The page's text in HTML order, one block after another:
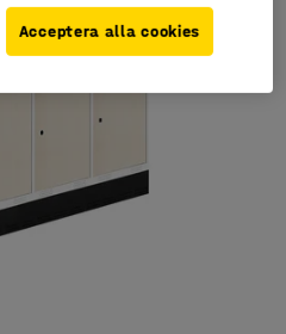
Acceptera alla cookies